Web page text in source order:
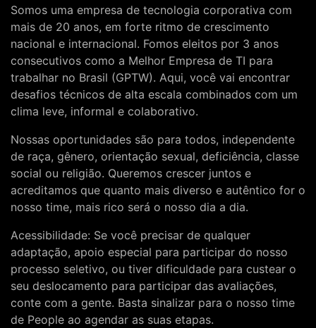
Somos uma empresa de tecnologia corporativa com
mais de 20 anos, em forte ritmo de crescimento
nacional e internacional. Fomos eleitos por 3 anos
consecutivos como a Melhor Empresa de TI para
trabalhar no Brasil (GPTW). Aqui, você vai encontrar
desafios técnicos de alta escala combinados com um
clima leve, informal e colaborativo.
Nossas oportunidades são para todos, independente
de raça, gênero, orientação sexual, deficiência, classe
social ou religião. Queremos crescer juntos e
acreditamos que quanto mais diverso e autêntico for o
nosso time, mais rico será o nosso dia a dia.
Acessibilidade: Se você precisar de qualquer
adaptação, apoio especial para participar do nosso
processo seletivo, ou tiver dificuldade para custear o
seu deslocamento para participar das avaliações,
conte com a gente. Basta sinalizar para o nosso time
de People ao agendar as suas etapas.